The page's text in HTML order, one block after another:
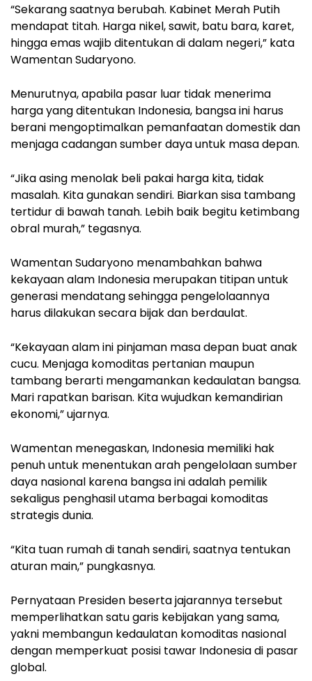
“Sekarang saatnya berubah. Kabinet Merah Putih
mendapat titah. Harga nikel, sawit, batu bara, karet,
hingga emas wajib ditentukan di dalam negeri,” kata
Wamentan Sudaryono.
Menurutnya, apabila pasar luar tidak menerima
harga yang ditentukan Indonesia, bangsa ini harus
berani mengoptimalkan pemanfaatan domestik dan
menjaga cadangan sumber daya untuk masa depan.
“Jika asing menolak beli pakai harga kita, tidak
masalah. Kita gunakan sendiri. Biarkan sisa tambang
tertidur di bawah tanah. Lebih baik begitu ketimbang
obral murah,” tegasnya.
Wamentan Sudaryono menambahkan bahwa
kekayaan alam Indonesia merupakan titipan untuk
generasi mendatang sehingga pengelolaannya
harus dilakukan secara bijak dan berdaulat.
“Kekayaan alam ini pinjaman masa depan buat anak
cucu. Menjaga komoditas pertanian maupun
tambang berarti mengamankan kedaulatan bangsa.
Mari rapatkan barisan. Kita wujudkan kemandirian
ekonomi,” ujarnya.
Wamentan menegaskan, Indonesia memiliki hak
penuh untuk menentukan arah pengelolaan sumber
daya nasional karena bangsa ini adalah pemilik
sekaligus penghasil utama berbagai komoditas
strategis dunia.
“Kita tuan rumah di tanah sendiri, saatnya tentukan
aturan main,” pungkasnya.
Pernyataan Presiden beserta jajarannya tersebut
memperlihatkan satu garis kebijakan yang sama,
yakni membangun kedaulatan komoditas nasional
dengan memperkuat posisi tawar Indonesia di pasar
global.